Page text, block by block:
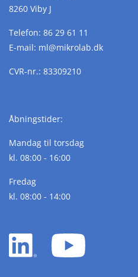
8260 Viby J
Telefon: 86 29 61 11
E-mail: ml@mikrolab.dk
CVR-nr.: 83309210
Åbningstider:
Mandag til torsdag
kl. 08:00 - 16:00
Fredag
kl. 08:00 - 14:00
LinkedIn
white
YouTube
white